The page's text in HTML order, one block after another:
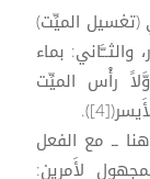
(تغسيل الميِّت)
بماء
رأْس الميِّت
ــ مع الفعل
لأَمرين: